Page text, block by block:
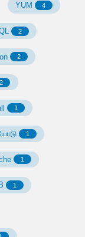
YUM 4
2
2
2
1
1
1
1